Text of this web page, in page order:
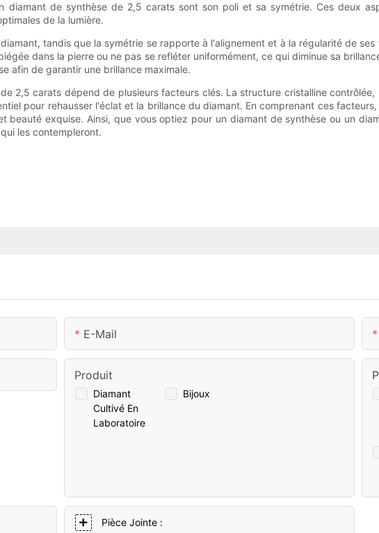
diamant de synthèse de 2,5 carats sont son poli et sa symétrie. Ces deux
de la lumière.
tandis que la symétrie se rapporte à l'alignement et à la régularité de
dans la pierre ou ne pas se refléter uniformément, ce qui diminue sa
afin de garantir une brillance maximale.
2,5 carats dépend de plusieurs facteurs clés. La structure cristalline
pour rehausser l'éclat et la brillance du diamant. En comprenant ces
beauté exquise. Ainsi, que vous optiez pour un diamant de synthèse ou un
les contempleront.
E-Mail
Diamant
Cultivé En
Laboratoire
Bijoux
Produit
Pièce Jointe :